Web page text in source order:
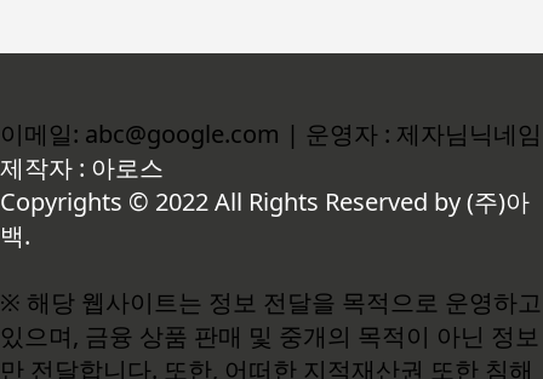
이메일: abc@google.com | 운영자 : 제자님닉네임
제작자 : 아로스
Copyrights © 2022 All Rights Reserved by (주)아
백.
※ 해당 웹사이트는 정보 전달을 목적으로 운영하고
있으며, 금융 상품 판매 및 중개의 목적이 아닌 정보
만 전달합니다. 또한, 어떠한 지적재산권 또한 침해